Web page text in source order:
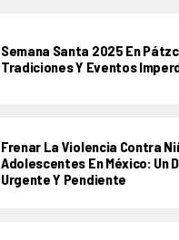
Semana Santa 2025 En
Tradiciones Y Eventos
Frenar La Violencia Contra
Adolescentes En México: Un
Urgente Y Pendiente